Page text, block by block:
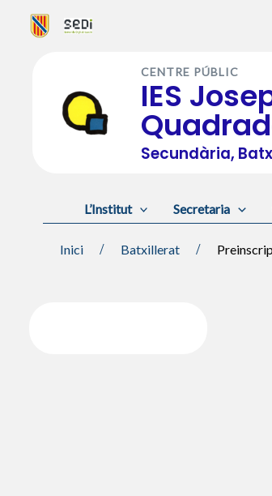
CENTRE PÚBLIC
IES
Secundària,
L’Institut Secretaria
Inici Batxillerat